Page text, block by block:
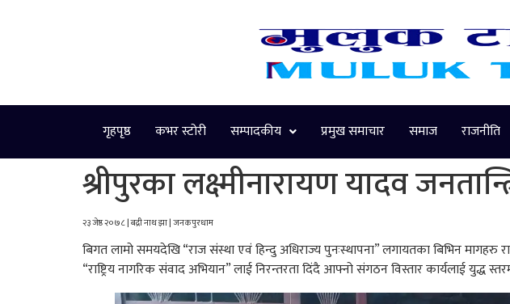
गृहपृष्ठ कभर स्टोरी सम्पादकीय प्रमुख समाचार समाज राजनीति
श्रीपुरका लक्ष्मीनारायण यादव
२३ जेष्ठ २०७८ | बद्री नाथ झा | जनकपुरधाम
बिगत लामो समयदेखि “राज संस्था एवं हिन्दु अधिराज्य पुनःस्थापना” लगायतका बिभिन मागहरु
“राष्ट्रिय नागरिक संवाद अभियान” लाई निरन्तरता दिंदै आफ्नो संगठन विस्तार कार्यलाई युद्ध